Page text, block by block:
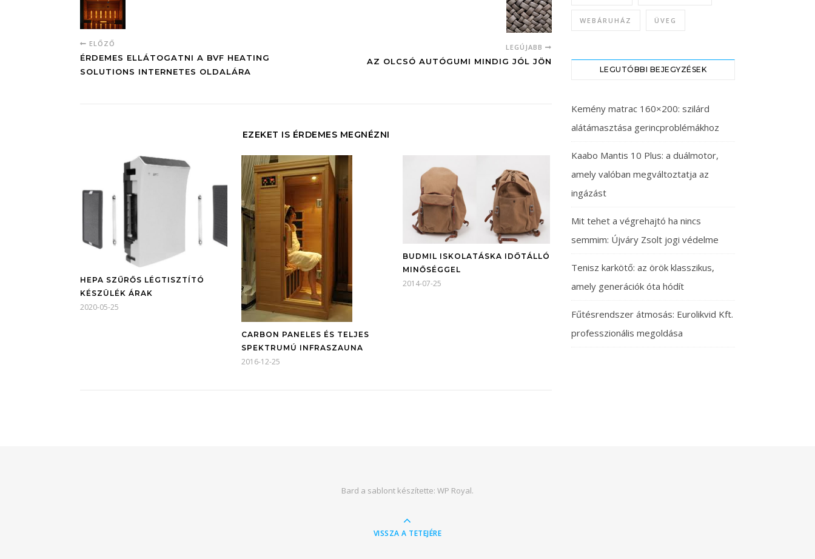
ELŐZŐ
ÉRDEMES ELLÁTOGATNI A BVF HEATING
SOLUTIONS INTERNETES OLDALÁRA
LEGÚJABB
AZ OLCSÓ AUTÓGUMI MINDIG JÓL JÖN
EZEKET IS ÉRDEMES MEGNÉZNI
HEPA SZŰRŐS LÉGTISZTÍTÓ
KÉSZÜLÉK ÁRAK
2020-05-25
CARBON PANELES ÉS TELJES
SPEKTRUMÚ INFRASZAUNA
2016-12-25
BUDMIL ISKOLATÁSKA IDŐTÁLLÓ
MINŐSÉGGEL
2014-07-25
WEBÁRUHÁZ ÜVEG
LEGUTÓBBI BEJEGYZÉSEK
Kemény matrac 160×200: szilárd
alátámasztása gerincproblémákhoz
Kaabo Mantis 10 Plus: a duálmotor,
amely valóban megváltoztatja az
ingázást
Mit tehet a végrehajtó ha nincs
semmim: Újváry Zsolt jogi védelme
Tenisz karkötő: az örök klasszikus,
amely generációk óta hódít
Fűtésrendszer átmosás: Eurolikvid Kft.
professzionális megoldása
Bard a sablont készítette: WP Royal.
VISSZA A TETEJÉRE